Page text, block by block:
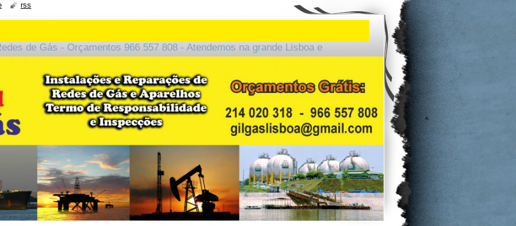
de Gás - Orçamentos 966 557 808 - Atendemos na grande Lisboa e
rss